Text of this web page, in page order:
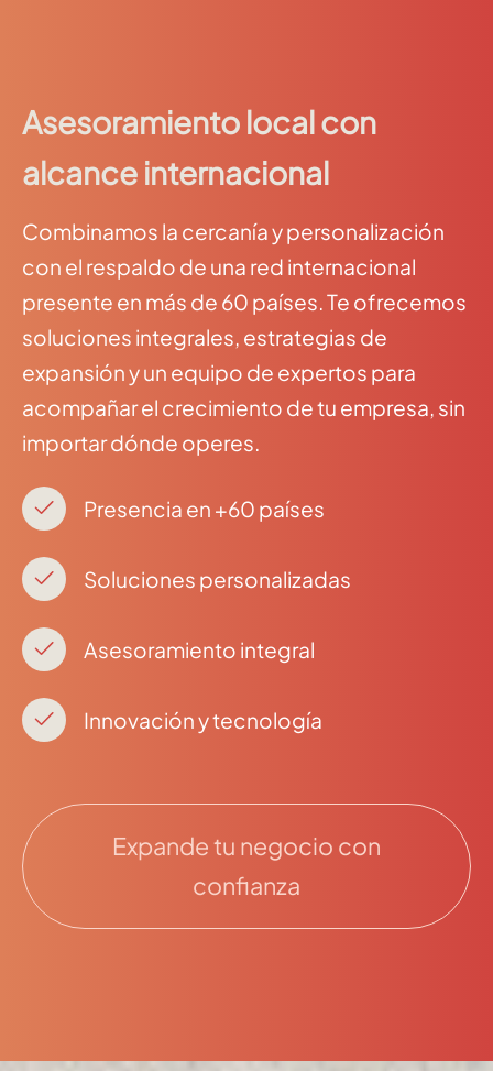
Asesoramiento local con
alcance internacional
Combinamos la cercanía y personalización
con el respaldo de una red internacional
presente en más de 60 países. Te ofrecemos
soluciones integrales, estrategias de
expansión y un equipo de expertos para
acompañar el crecimiento de tu empresa, sin
importar dónde operes.
Presencia en +60 países
Soluciones personalizadas
Asesoramiento integral
Innovación y tecnología
Expande tu negocio con
confianza